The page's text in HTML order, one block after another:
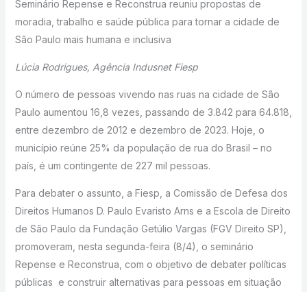
Seminário Repense e Reconstrua reuniu propostas de
moradia, trabalho e saúde pública para tornar a cidade de
São Paulo mais humana e inclusiva
Lúcia Rodrigues, Agência Indusnet Fiesp
O número de pessoas vivendo nas ruas na cidade de São
Paulo aumentou 16,8 vezes, passando de 3.842 para 64.818,
entre dezembro de 2012 e dezembro de 2023. Hoje, o
município reúne 25% da população de rua do Brasil – no
país, é um contingente de 227 mil pessoas.
Para debater o assunto, a Fiesp, a Comissão de Defesa dos
Direitos Humanos D. Paulo Evaristo Arns e a Escola de Direito
de São Paulo da Fundação Getúlio Vargas (FGV Direito SP),
promoveram, nesta segunda-feira (8/4), o seminário
Repense e Reconstrua, com o objetivo de debater políticas
públicas e construir alternativas para pessoas em situação